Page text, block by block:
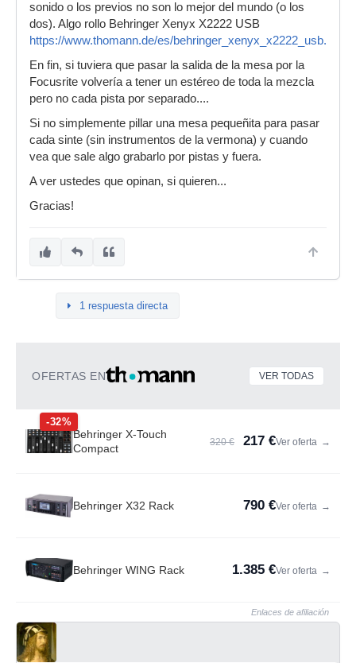
sonido o los previos no son lo mejor del mundo (o los
dos). Algo rollo Behringer Xenyx X2222 USB
https://www.thomann.de/es/behringer_xenyx_x2222_usb.htm
En fin, si tuviera que pasar la salida de la mesa por la
Focusrite volvería a tener un estéreo de toda la mezcla
pero no cada pista por separado....
Si no simplemente pillar una mesa pequeñita para pasar
cada sinte (sin instrumentos de la vermona) y cuando
vea que sale algo grabarlo por pistas y fuera.
A ver ustedes que opinan, si quieren...
Gracias!
1 respuesta directa
OFERTAS EN VER TODAS
-32%
Behringer X-Touch
Compact
320 € 217 €Ver oferta →
Behringer X32 Rack 790 €Ver oferta →
Behringer WING Rack 1.385 €Ver oferta →
Enlaces de afiliación